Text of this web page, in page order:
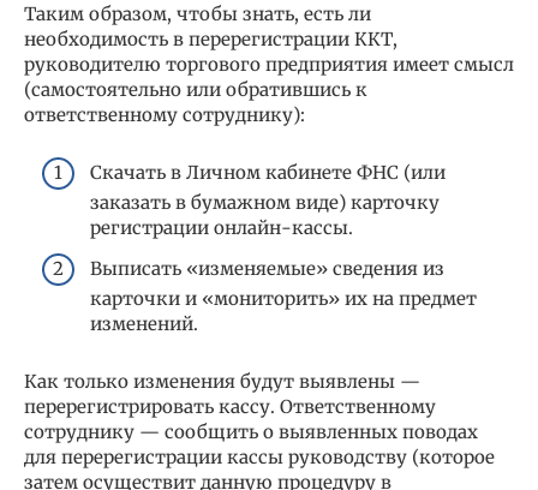
Таким образом, чтобы знать, есть ли
необходимость в перерегистрации ККТ,
руководителю торгового предприятия имеет смысл
(самостоятельно или обратившись к
ответственному сотруднику):
Скачать в Личном кабинете ФНС (или
заказать в бумажном виде) карточку
регистрации онлайн-кассы.
Выписать «изменяемые» сведения из
карточки и «мониторить» их на предмет
изменений.
Как только изменения будут выявлены —
перерегистрировать кассу. Ответственному
сотруднику — сообщить о выявленных поводах
для перерегистрации кассы руководству (которое
затем осуществит данную процедуру в